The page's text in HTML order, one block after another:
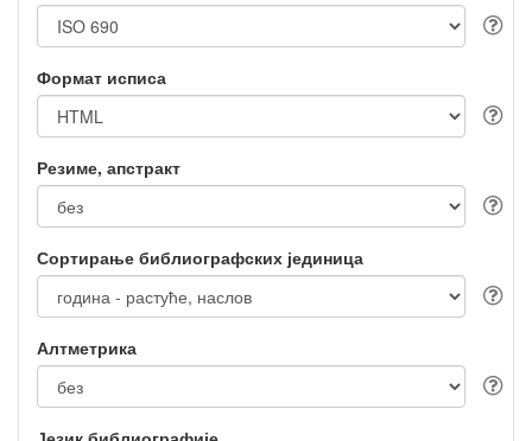
Формат исписа
Резиме, апстракт
Сортирање библиографских јединица
Алтметрика